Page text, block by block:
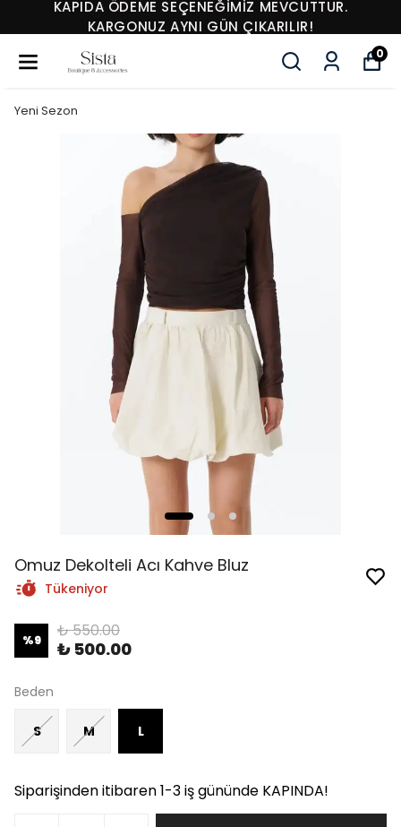
KAPIDA ÖDEME SEÇENEĞİMİZ MEVCUTTUR.
KARGONUZ AYNI GÜN ÇIKARILIR!
0
Yeni Sezon
Omuz Dekolteli Acı Kahve Bluz
Tükeniyor
%9 ₺ 550.00
₺ 500.00
Beden
S M L
Siparişinden itibaren 1-3 iş gününde KAPINDA!